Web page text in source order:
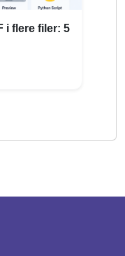
i flere filer: 5